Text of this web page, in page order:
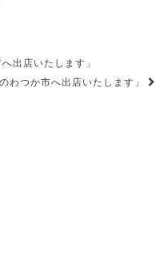
出店いたします」
わつか市へ出店いたします」